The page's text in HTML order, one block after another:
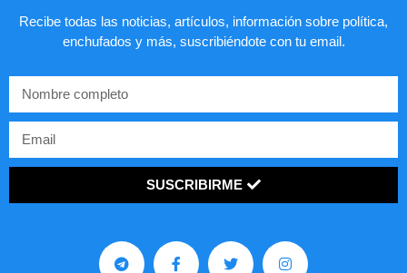
Recibe todas las noticias, artículos, información sobre política,
enchufados y más, suscribiéndote con tu email.
SUSCRIBIRME